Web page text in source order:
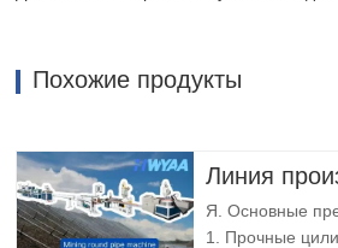
Похожие продукты
Я. Основные
1. Прочные